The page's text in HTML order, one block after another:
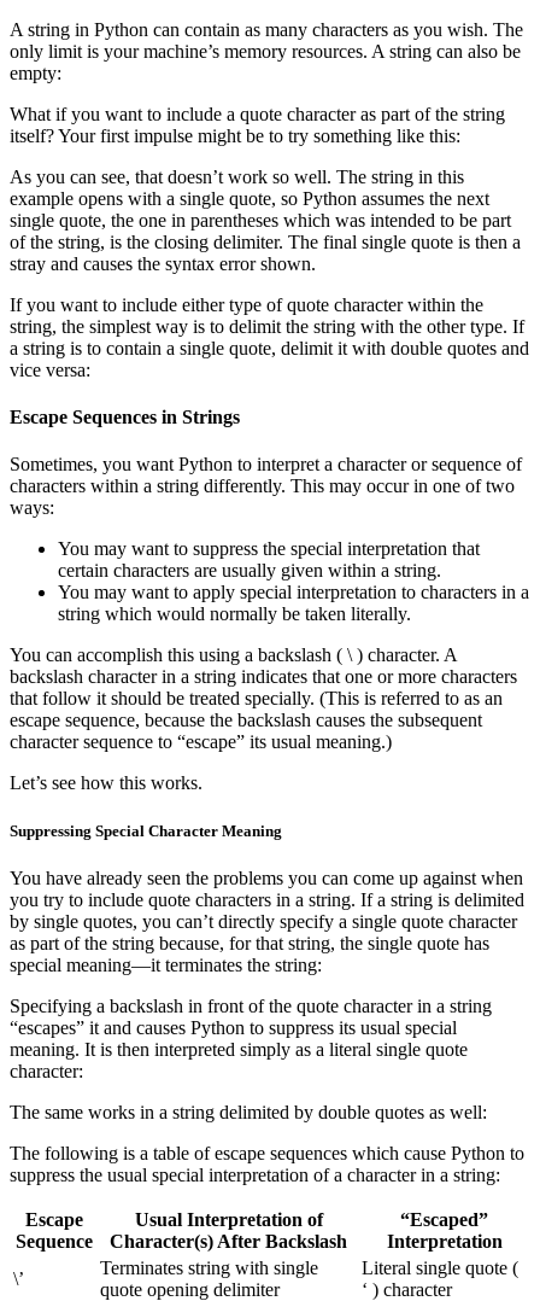
A string in Python can contain as many characters as you wish. The
only limit is your machine’s memory resources. A string can also be
empty:
What if you want to include a quote character as part of the string
itself? Your first impulse might be to try something like this:
As you can see, that doesn’t work so well. The string in this
example opens with a single quote, so Python assumes the next
single quote, the one in parentheses which was intended to be part
of the string, is the closing delimiter. The final single quote is then a
stray and causes the syntax error shown.
If you want to include either type of quote character within the
string, the simplest way is to delimit the string with the other type. If
a string is to contain a single quote, delimit it with double quotes and
vice versa:
Escape Sequences in Strings
Sometimes, you want Python to interpret a character or sequence of
characters within a string differently. This may occur in one of two
ways:
You may want to suppress the special interpretation that
certain characters are usually given within a string.
You may want to apply special interpretation to characters in a
string which would normally be taken literally.
You can accomplish this using a backslash ( \ ) character. A
backslash character in a string indicates that one or more characters
that follow it should be treated specially. (This is referred to as an
escape sequence, because the backslash causes the subsequent
character sequence to “escape” its usual meaning.)
Let’s see how this works.
Suppressing Special Character Meaning
You have already seen the problems you can come up against when
you try to include quote characters in a string. If a string is delimited
by single quotes, you can’t directly specify a single quote character
as part of the string because, for that string, the single quote has
special meaning—it terminates the string:
Specifying a backslash in front of the quote character in a string
“escapes” it and causes Python to suppress its usual special
meaning. It is then interpreted simply as a literal single quote
character:
The same works in a string delimited by double quotes as well:
The following is a table of escape sequences which cause Python to
suppress the usual special interpretation of a character in a string:
Escape
Sequence
Usual Interpretation of
Character(s) After Backslash
“Escaped”
Interpretation
\’
Terminates string with single
quote opening delimiter
Literal single quote (
‘ ) character